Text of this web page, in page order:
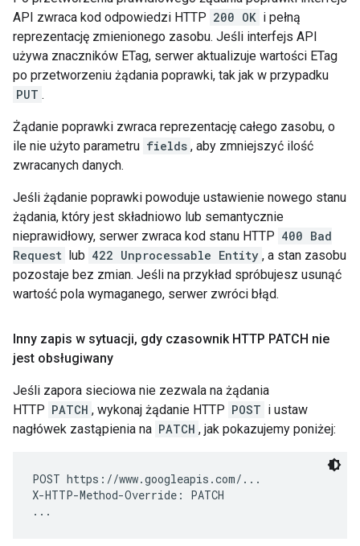
API zwraca kod odpowiedzi HTTP 200 OK i pełną
reprezentację zmienionego zasobu. Jeśli interfejs API
używa znaczników ETag, serwer aktualizuje wartości ETag
po przetworzeniu żądania poprawki, tak jak w przypadku
PUT .
Żądanie poprawki zwraca reprezentację całego zasobu, o
ile nie użyto parametru fields , aby zmniejszyć ilość
zwracanych danych.
Jeśli żądanie poprawki powoduje ustawienie nowego stanu
żądania, który jest składniowo lub semantycznie
nieprawidłowy, serwer zwraca kod stanu HTTP 400 Bad
Request lub 422 Unprocessable Entity , a stan zasobu
pozostaje bez zmian. Jeśli na przykład spróbujesz usunąć
wartość pola wymaganego, serwer zwróci błąd.
Inny zapis w sytuacji, gdy czasownik HTTP PATCH nie
jest obsługiwany
Jeśli zapora sieciowa nie zezwala na żądania
HTTP PATCH , wykonaj żądanie HTTP POST i ustaw
nagłówek zastąpienia na PATCH , jak pokazujemy poniżej:
POST https://www.googleapis.com/...
X-HTTP-Method-Override: PATCH